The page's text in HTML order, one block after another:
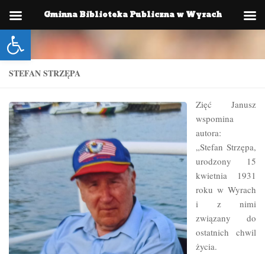
Otwórz pasek narzędzi
Skip to content
STEFAN STRZĘPA
Zięć Janusz
wspomina
autora:
„Stefan Strzępa,
urodzony 15
kwietnia 1931
roku w Wyrach
i z nimi
związany do
ostatnich chwil
życia.
Gminna Biblioteka Publiczna w Wyrach